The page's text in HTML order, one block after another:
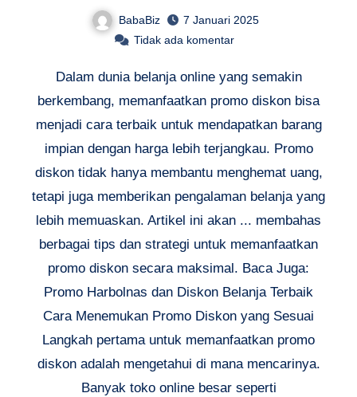
BabaBiz
7 Januari 2025
Tidak ada komentar
Dalam dunia belanja online yang semakin
berkembang, memanfaatkan promo diskon bisa
menjadi cara terbaik untuk mendapatkan barang
impian dengan harga lebih terjangkau. Promo
diskon tidak hanya membantu menghemat uang,
tetapi juga memberikan pengalaman belanja yang
lebih memuaskan. Artikel ini akan ... membahas
berbagai tips dan strategi untuk memanfaatkan
promo diskon secara maksimal. Baca Juga:
Promo Harbolnas dan Diskon Belanja Terbaik
Cara Menemukan Promo Diskon yang Sesuai
Langkah pertama untuk memanfaatkan promo
diskon adalah mengetahui di mana mencarinya.
Banyak toko online besar seperti